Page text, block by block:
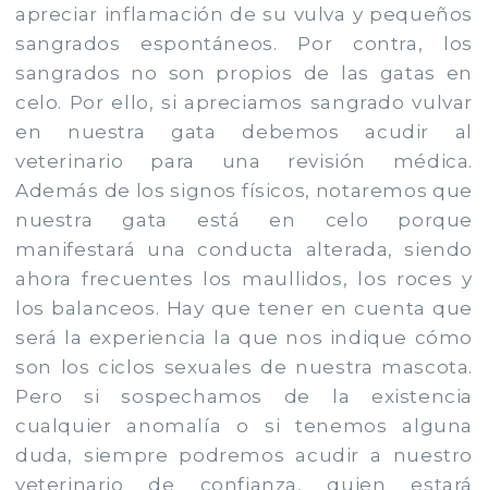
apreciar inflamación de su vulva y pequeños
sangrados espontáneos. Por contra, los
sangrados no son propios de las gatas en
celo. Por ello, si apreciamos sangrado vulvar
en nuestra gata debemos acudir al
veterinario para una revisión médica.
Además de los signos físicos, notaremos que
nuestra gata está en celo porque
manifestará una conducta alterada, siendo
ahora frecuentes los maullidos, los roces y
los balanceos. Hay que tener en cuenta que
será la experiencia la que nos indique cómo
son los ciclos sexuales de nuestra mascota.
Pero si sospechamos de la existencia
cualquier anomalía o si tenemos alguna
duda, siempre podremos acudir a nuestro
veterinario de confianza, quien estará